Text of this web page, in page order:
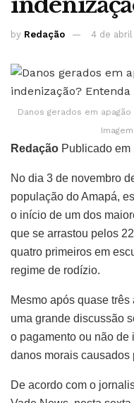
by Redação 4 de
Danos gerados em
Redação Publicado em
No dia 3 de novembro
população do Amapá,
o início de um dos
que se arrastou pelos
quatro primeiros em
regime de rodízio.
Mesmo após quase
uma grande discussão
o pagamento ou não
danos morais
De acordo com o